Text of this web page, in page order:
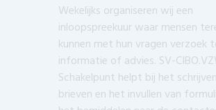
Wekelijks organiseren wij een
inloopspreekuur waar mensen
kunnen met hun vragen verzoek
informatie of advies. SV-
Schakelpunt helpt bij het
brieven en het invullen van